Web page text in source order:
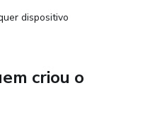
dispositivo
criou o